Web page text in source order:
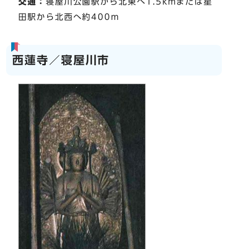
田駅から北西へ約400m
西蓮寺／寝屋川市